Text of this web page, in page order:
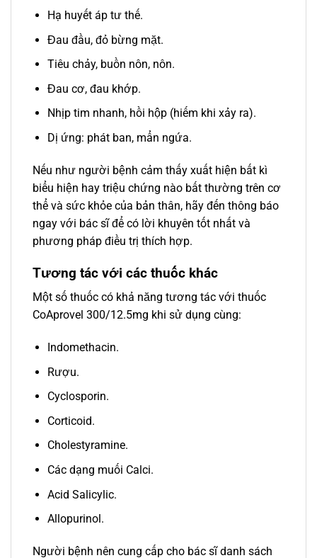
Hạ huyết áp tư thế.
Đau đầu, đỏ bừng mặt.
Tiêu chảy, buồn nôn, nôn.
Đau cơ, đau khớp.
Nhịp tim nhanh, hồi hộp (hiếm khi xảy ra).
Dị ứng: phát ban, mẩn ngứa.
Nếu như người bệnh cảm thấy xuất hiện bất kì
biểu hiện hay triệu chứng nào bất thường trên cơ
thể và sức khỏe của bản thân, hãy đến thông báo
ngay với bác sĩ để có lời khuyên tốt nhất và
phương pháp điều trị thích hợp.
Tương tác với các thuốc khác
Một số thuốc có khả năng tương tác với thuốc
CoAprovel 300/12.5mg khi sử dụng cùng:
Indomethacin.
Rượu.
Cyclosporin.
Corticoid.
Cholestyramine.
Các dạng muối Calci.
Acid Salicylic.
Allopurinol.
Người bệnh nên cung cấp cho bác sĩ danh sách